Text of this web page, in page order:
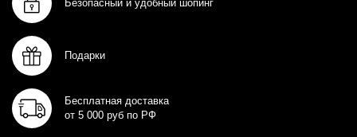
Безопасный и удобный шопинг
Подарки
Бесплатная доставка
от 5 000 руб по РФ